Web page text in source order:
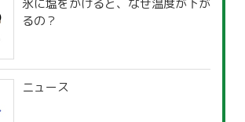
氷に塩をかけると、なぜ温度が下が
るの？
ニュース